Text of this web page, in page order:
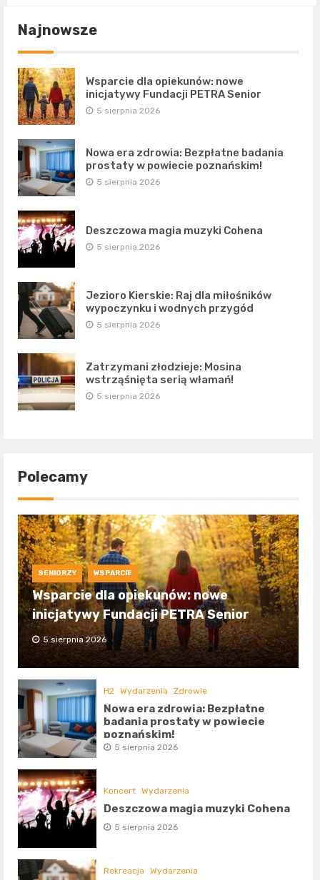
Najnowsze
Wsparcie dla opiekunów: nowe
inicjatywy Fundacji PETRA Senior
5 sierpnia 2026
Nowa era zdrowia: Bezpłatne badania
prostaty w powiecie poznańskim!
5 sierpnia 2026
Deszczowa magia muzyki Cohena
5 sierpnia 2026
Jezioro Kierskie: Raj dla miłośników
wypoczynku i wodnych przygód
5 sierpnia 2026
Zatrzymani złodzieje: Mosina
wstrząśnięta serią włamań!
5 sierpnia 2026
Polecamy
SENIORZY WSPARCIE
Wsparcie dla opiekunów: nowe
inicjatywy Fundacji PETRA Senior
5 sierpnia 2026
H2 Wydarzenia Zdrowie
Nowa era zdrowia: Bezpłatne
badania prostaty w powiecie
poznańskim!
5 sierpnia 2026
Koncert Wydarzenia
Deszczowa magia muzyki Cohena
5 sierpnia 2026
Rekreacja Wydarzenia